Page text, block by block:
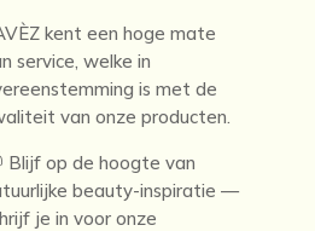
kent een hoge mate
service, welke in
is met de
van onze producten.
Blijf op de hoogte van
beauty-inspiratie —
je in voor onze